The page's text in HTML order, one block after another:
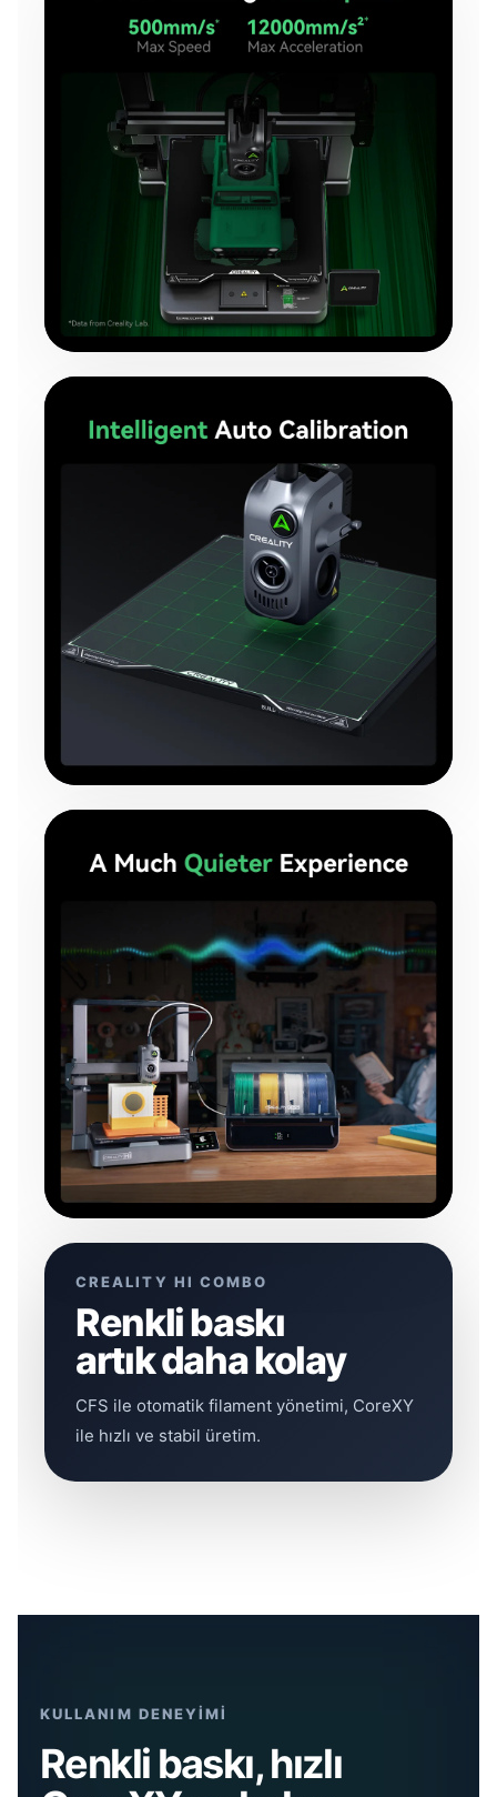
CREALITY HI COMBO
Renkli baskı
artık daha kolay
CFS ile otomatik filament yönetimi, CoreXY
ile hızlı ve stabil üretim.
KULLANIM DENEYİMİ
Renkli baskı, hızlı